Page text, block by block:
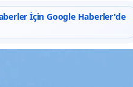
İçin Google Haberler'de